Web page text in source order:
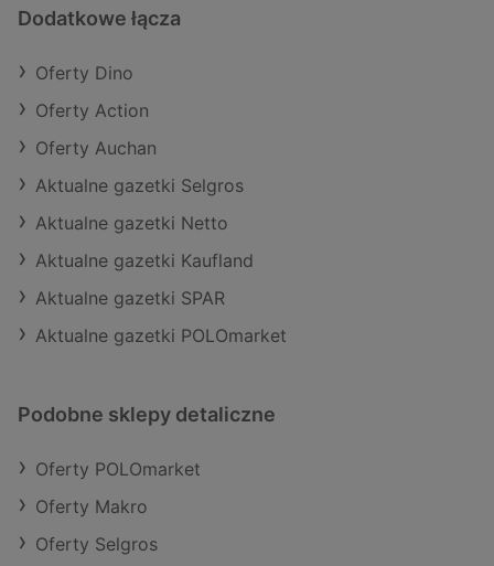
Dodatkowe łącza
Oferty Dino
Oferty Action
Oferty Auchan
Aktualne gazetki Selgros
Aktualne gazetki Netto
Aktualne gazetki Kaufland
Aktualne gazetki SPAR
Aktualne gazetki POLOmarket
Podobne sklepy detaliczne
Oferty POLOmarket
Oferty Makro
Oferty Selgros